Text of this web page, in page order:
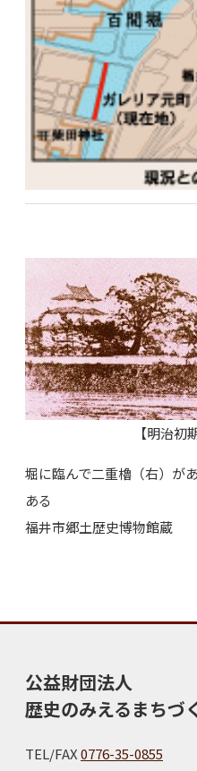
【明治初
堀に臨んで二重櫓（右）が
ある
福井市郷土歴史博物館蔵
公益財団法人
歴史のみえるまちづ
TEL/FAX0776-35-0855